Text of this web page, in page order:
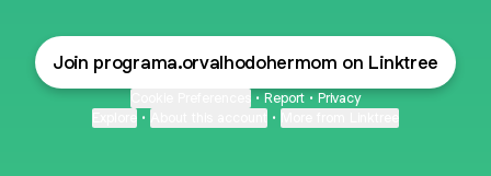
Join programa.orvalhodohermom on Linktree
• Report • Privacy
• •